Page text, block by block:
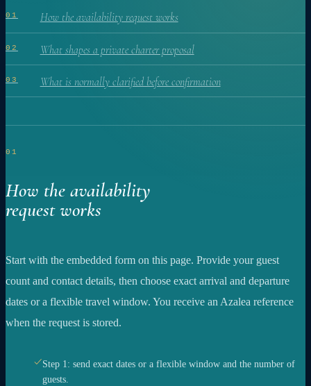
01 How the availability request works
02 What shapes a private charter proposal
03 What is normally clarified before confirmation
01
How the availability
request works
Start with the embedded form on this page. Provide your guest
count and contact details, then choose exact arrival and departure
dates or a flexible travel window. You receive an Azalea reference
when the request is stored.
Step 1: send exact dates or a flexible window and the number of
guests.